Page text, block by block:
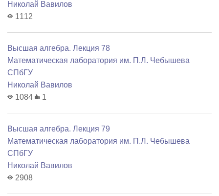
Николай Вавилов
1112
Высшая алгебра. Лекция 78
Математичеcкая лаборатория им. П.Л. Чебышева
СПбГУ
Николай Вавилов
1084
1
Высшая алгебра. Лекция 79
Математичеcкая лаборатория им. П.Л. Чебышева
СПбГУ
Николай Вавилов
2908